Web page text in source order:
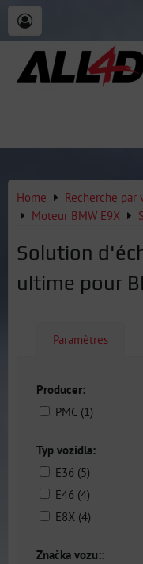
Home Recherche par
Moteur BMW E9X
Solution
ultime pour
Paramètres
Producer:
PMC (1)
Typ vozidla:
E36 (5)
E46 (4)
E8X (4)
Značka vozu::